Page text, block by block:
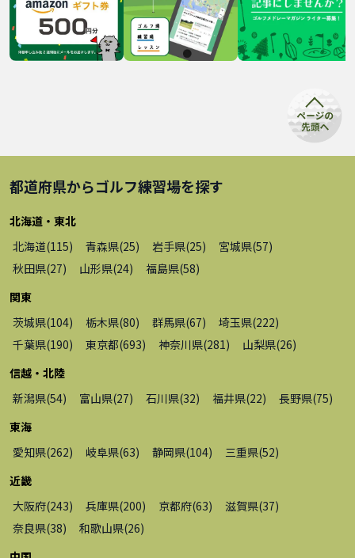
都道府県からゴルフ練習場を探す
北海道・東北
北海道(115) 青森県(25) 岩手県(25) 宮城県(57)
秋田県(27) 山形県(24) 福島県(58)
関東
茨城県(104) 栃木県(80) 群馬県(67) 埼玉県(222)
千葉県(190) 東京都(693) 神奈川県(281) 山梨県(26)
信越・北陸
新潟県(54) 富山県(27) 石川県(32) 福井県(22) 長野県(75)
東海
愛知県(262) 岐阜県(63) 静岡県(104) 三重県(52)
近畿
大阪府(243) 兵庫県(200) 京都府(63) 滋賀県(37)
奈良県(38) 和歌山県(26)